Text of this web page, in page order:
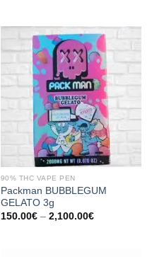
90% THC VAPE PEN
Packman BUBBLEGUM
GELATO 3g
150.00€ – 2,100.00€Preisspanne: